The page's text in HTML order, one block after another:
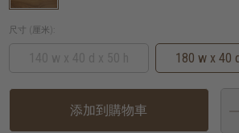
尺寸 (厘米):
180 w x 40
添加到購物車